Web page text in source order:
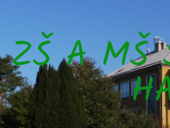
ZŠ A MŠ